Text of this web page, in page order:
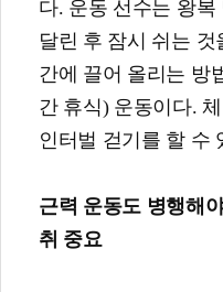
다. 운동 선수는 왕복
달린 후 잠시 쉬는
간에 끌어 올리는 방
간 휴식) 운동이다.
인터벌 걷기를 할 수
근력 운동도 병행해
취 중요